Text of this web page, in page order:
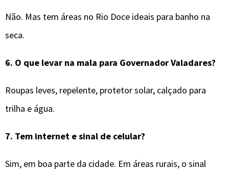
Não. Mas tem áreas no Rio Doce ideais para banho na
seca.
6. O que levar na mala para Governador Valadares?
Roupas leves, repelente, protetor solar, calçado para
trilha e água.
7. Tem internet e sinal de celular?
Sim, em boa parte da cidade. Em áreas rurais, o sinal